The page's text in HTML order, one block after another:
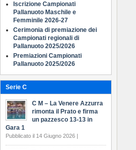
Iscrizione Campionati
Pallanuoto Maschile e
Femminile 2026-27
Cerimonia di premiazione dei
Campionati regionali di
Pallanuoto 2025/2026
Premiazioni Campionati
Pallanuoto 2025/2026
Serie C
C M – La Venere Azzurra
rimonta il Prato e firma
un pazzesco 13-13 in
Gara 1
Pubblicato il 14 Giugno 2026 |